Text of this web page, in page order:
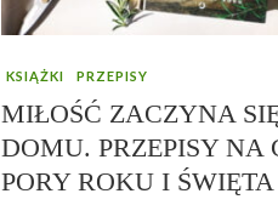
KSIĄŻKI PRZEPISY
MIŁOŚĆ ZACZYNA
DOMU. PRZEPISY NA
PORY ROKU I ŚWIĘTA